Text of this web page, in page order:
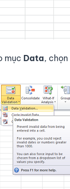
mục Data, chọn